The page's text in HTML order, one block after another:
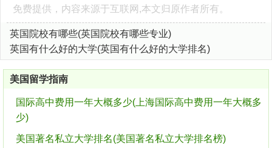
免费提供，内容来源于互联网,本文归原作者所有。
英国院校有哪些(英国院校有哪些专业)
英国有什么好的大学(英国有什么好的大学排名)
美国留学指南
国际高中费用一年大概多少(上海国际高中费用一年大概多
少)
美国著名私立大学排名(美国著名私立大学排名榜)